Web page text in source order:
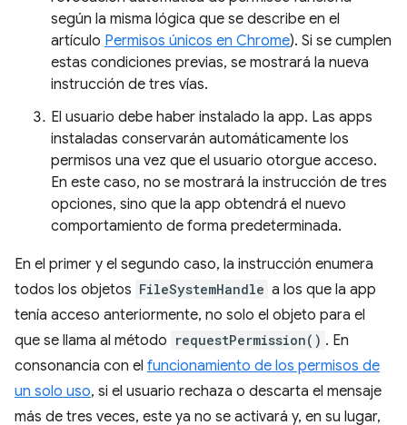
según la misma lógica que se describe en el
artículo Permisos únicos en Chrome). Si se cumplen
estas condiciones previas, se mostrará la nueva
instrucción de tres vías.
El usuario debe haber instalado la app. Las apps
instaladas conservarán automáticamente los
permisos una vez que el usuario otorgue acceso.
En este caso, no se mostrará la instrucción de tres
opciones, sino que la app obtendrá el nuevo
comportamiento de forma predeterminada.
En el primer y el segundo caso, la instrucción enumera
todos los objetos FileSystemHandle a los que la app
tenía acceso anteriormente, no solo el objeto para el
que se llama al método requestPermission() . En
consonancia con el funcionamiento de los permisos de
un solo uso, si el usuario rechaza o descarta el mensaje
más de tres veces, este ya no se activará y, en su lugar,